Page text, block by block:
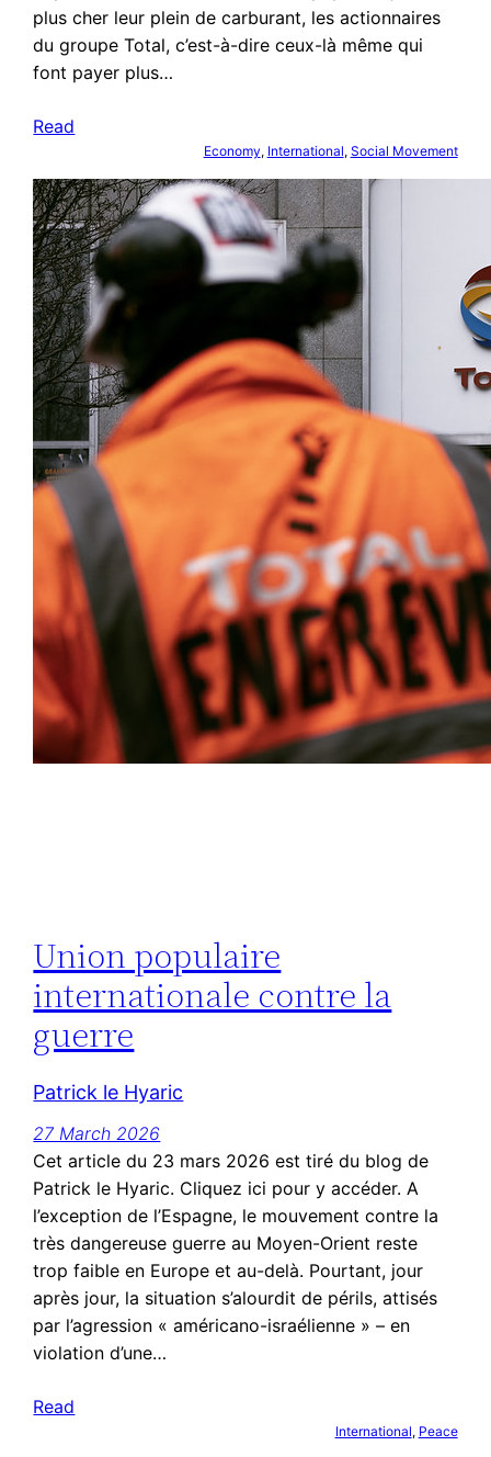
plus cher leur plein de carburant, les actionnaires
du groupe Total, c’est-à-dire ceux-là même qui
font payer plus…
Read
Economy, International, Social Movement
Union populaire
internationale contre la
guerre
Patrick le Hyaric
27 March 2026
Cet article du 23 mars 2026 est tiré du blog de
Patrick le Hyaric. Cliquez ici pour y accéder. A
l’exception de l’Espagne, le mouvement contre la
très dangereuse guerre au Moyen-Orient reste
trop faible en Europe et au-delà. Pourtant, jour
après jour, la situation s’alourdit de périls, attisés
par l’agression « américano-israélienne » – en
violation d’une…
Read
International, Peace